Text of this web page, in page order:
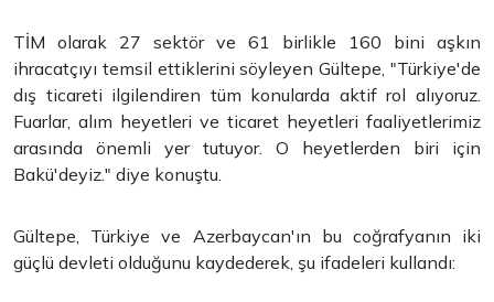
TİM olarak 27 sektör ve 61 birlikle 160 bini aşkın
ihracatçıyı temsil ettiklerini söyleyen Gültepe, "Türkiye'de
dış ticareti ilgilendiren tüm konularda aktif rol alıyoruz.
Fuarlar, alım heyetleri ve ticaret heyetleri faaliyetlerimiz
arasında önemli yer tutuyor. O heyetlerden biri için
Bakü'deyiz." diye konuştu.
Gültepe, Türkiye ve Azerbaycan'ın bu coğrafyanın iki
güçlü devleti olduğunu kaydederek, şu ifadeleri kullandı: